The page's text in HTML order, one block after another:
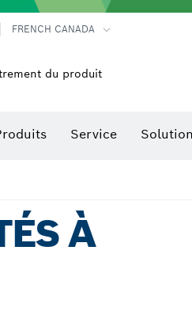
FRENCH CANADA
du produit
Service
À